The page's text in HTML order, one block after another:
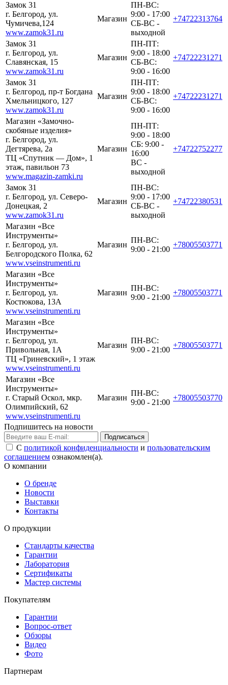
Замок 31
г. Белгород, ул.
Чумичева,124
www.zamok31.ru
Магазин
ПН-ВС:
9:00 - 17:00
СБ-ВС -
выходной
+74722313764
Замок 31
г. Белгород, ул.
Славянская, 15
www.zamok31.ru
Магазин
ПН-ПТ:
9:00 - 18:00
СБ-ВС:
9:00 - 16:00
+74722231271
Замок 31
г. Белгород, пр-т Богдана
Хмельницкого, 127
www.zamok31.ru
Магазин
ПН-ПТ:
9:00 - 18:00
СБ-ВС:
9:00 - 16:00
+74722231271
Магазин «Замочно-
скобяные изделия»
г. Белгород, ул.
Дегтярева, 2а
ТЦ «Спутник — Дом», 1
этаж, павильон 73
www.magazin-zamki.ru
Магазин
ПН-ПТ:
9:00 - 18:00
СБ: 9:00 -
16:00
ВС -
выходной
+74722752277
Замок 31
г. Белгород, ул. Северо-
Донецкая, 2
www.zamok31.ru
Магазин
ПН-ВС:
9:00 - 17:00
СБ-ВС -
выходной
+74722380531
Магазин «Все
Инструменты»
г. Белгород, ул.
Белгородского Полка, 62
www.vseinstrumenti.ru
Магазин
ПН-ВС:
9:00 - 21:00
+78005503771
Магазин «Все
Инструменты»
г. Белгород, ул.
Костюкова, 13А
www.vseinstrumenti.ru
Магазин
ПН-ВС:
9:00 - 21:00
+78005503771
Магазин «Все
Инструменты»
г. Белгород, ул.
Привольная, 1А
ТЦ «Гриневский», 1 этаж
www.vseinstrumenti.ru
Магазин
ПН-ВС:
9:00 - 21:00
+78005503771
Магазин «Все
Инструменты»
г. Старый Оскол, мкр.
Олимпийский, 62
www.vseinstrumenti.ru
Магазин
ПН-ВС:
9:00 - 21:00
+78005503770
Подпишитесь на новости
Подписаться
С политикой конфиденциальности и пользовательским
соглашением ознакомлен(а).
О компании
О бренде
Новости
Выставки
Контакты
О продукции
Стандарты качества
Гарантии
Лаборатория
Сертификаты
Мастер системы
Покупателям
Гарантии
Вопрос-ответ
Обзоры
Видео
Фото
Партнерам